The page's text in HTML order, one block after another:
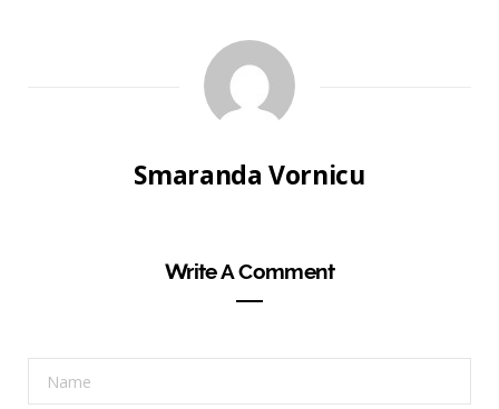
Smaranda Vornicu
Write A Comment